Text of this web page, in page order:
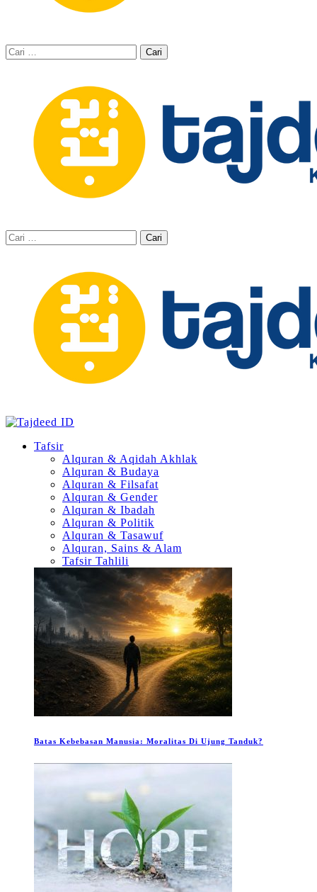
Cari
untuk:
Cari
untuk:
Tafsir
Alquran & Aqidah Akhlak
Alquran & Budaya
Alquran & Filsafat
Alquran & Gender
Alquran & Ibadah
Alquran & Politik
Alquran & Tasawuf
Alquran, Sains & Alam
Tafsir Tahlili
Batas Kebebasan Manusia: Moralitas Di Ujung Tanduk?